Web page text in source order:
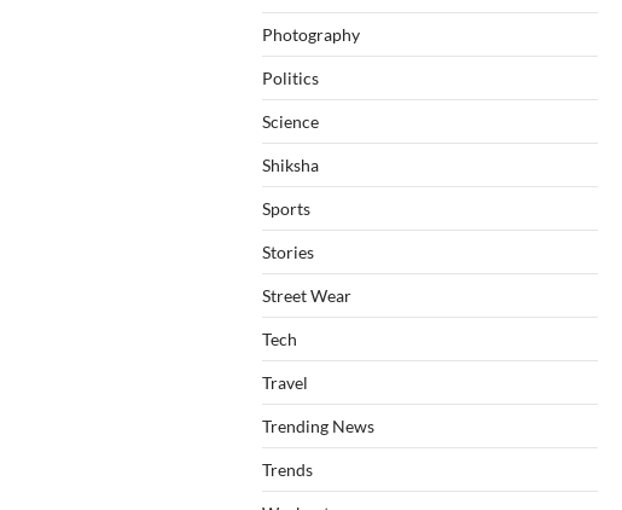
Photography
Politics
Science
Shiksha
Sports
Stories
Street Wear
Tech
Travel
Trending News
Trends